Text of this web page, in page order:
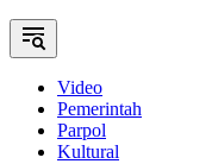
Video
Pemerintah
Parpol
Kultural